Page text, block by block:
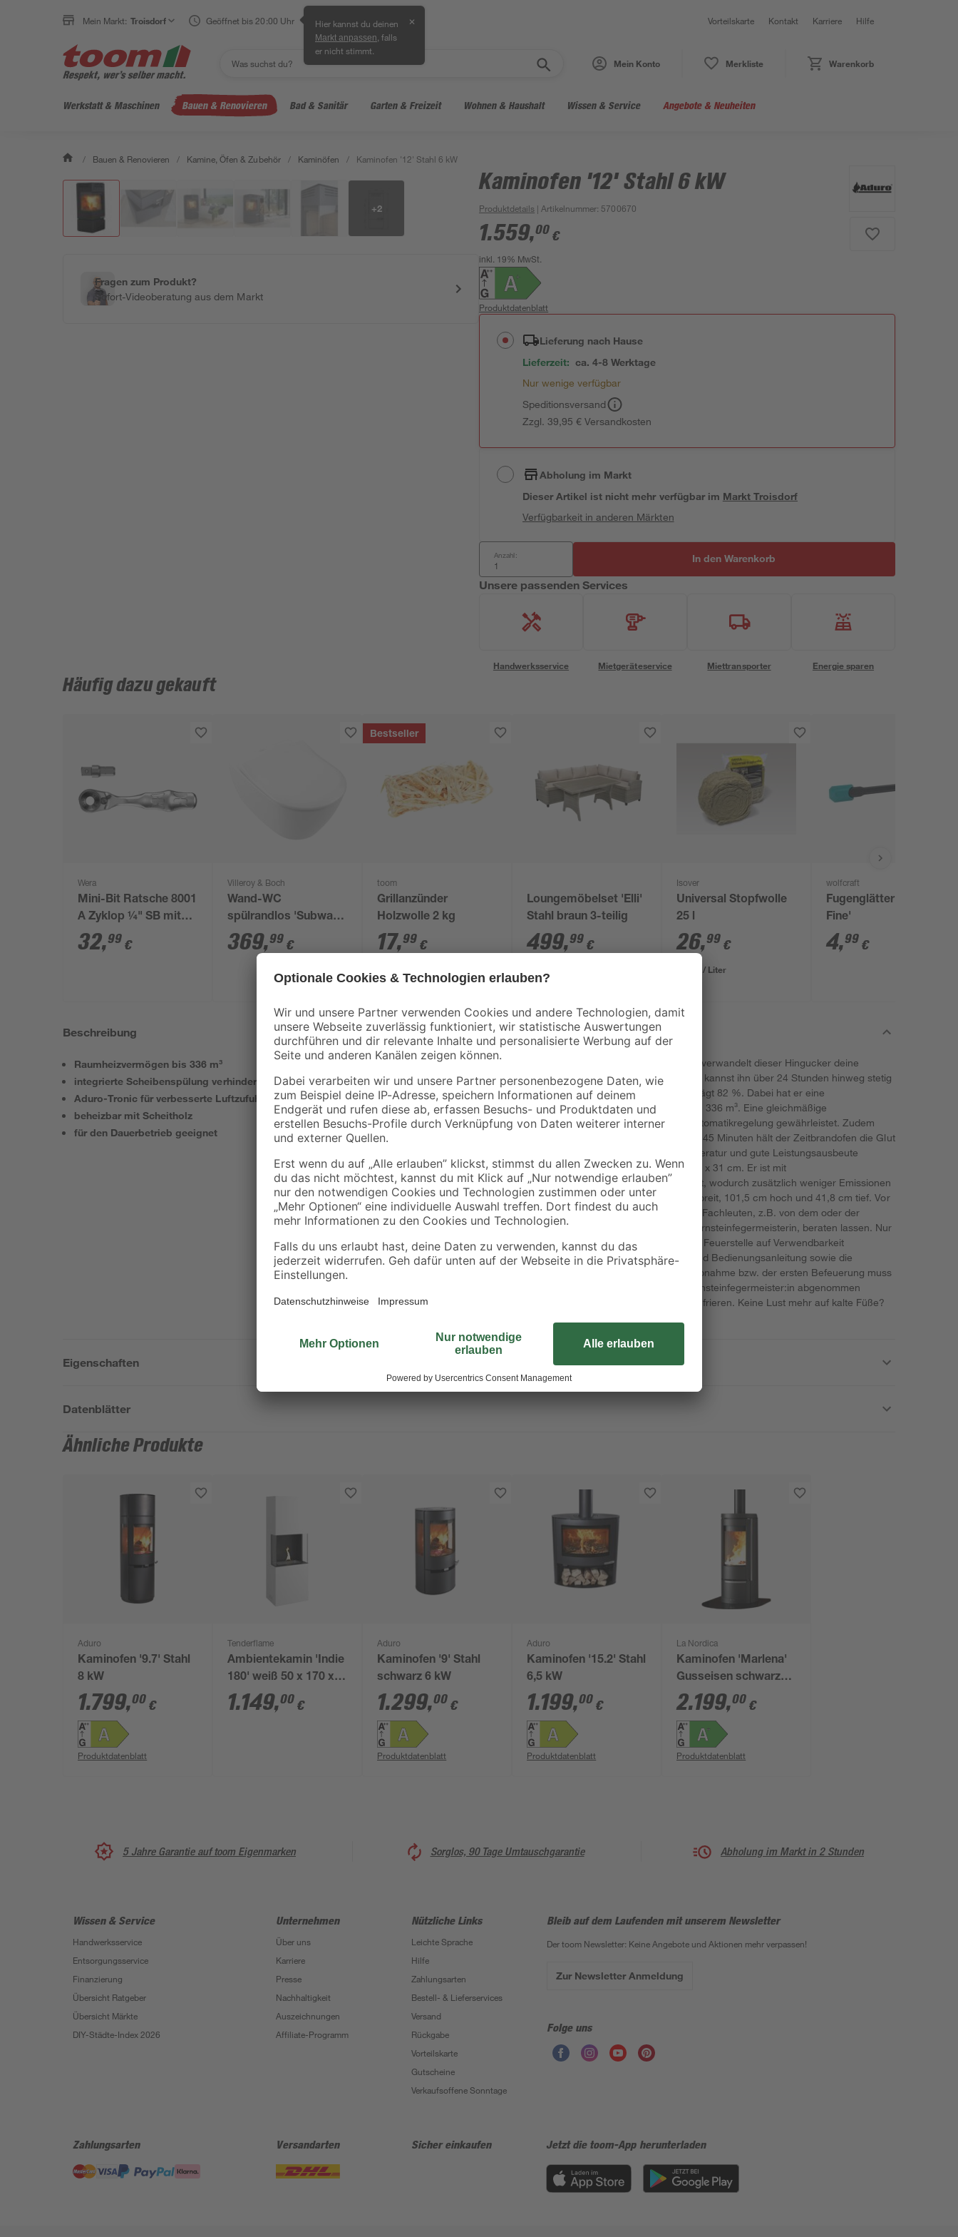
Mein Markt: Troisdorf Geöffnet bis 20:00 Uhr Hier kannst du deinen
Markt anpassen , falls
er nicht stimmt.
✕ Vorteilskarte Kontakt Karriere Hilfe
Mein Konto Merkliste Warenkorb
Werkstatt & Maschinen Bauen & Renovieren Bad & Sanitär Garten & Freizeit Wohnen & Haushalt Wissen & Service Angebote & Neuheiten
/ Bauen & Renovieren / Kamine, Öfen & Zubehör / Kaminöfen / Kaminofen '12' Stahl 6 kW
+2
Fragen zum Produkt?
Sofort-Videoberatung aus dem Markt
Kaminofen '12' Stahl 6 kW
Produktdetails | Artikelnummer: 5700670
1.559,00 €
inkl. 19% MwSt.
Produktdatenblatt
Lieferung nach Hause
Lieferzeit: ca. 4-8 Werktage
Nur wenige verfügbar
Speditionsversand
Zzgl. 39,95 € Versandkosten
Abholung im Markt
Dieser Artikel ist nicht mehr verfügbar im Markt Troisdorf
Verfügbarkeit in anderen Märkten
Anzahl: In den Warenkorb
Unsere passenden Services
Handwerksservice Mietgeräteservice Miettransporter Energie sparen
Häufig dazu gekauft
Wera
Mini-Bit Ratsche 8001
A Zyklop ¼" SB mit
¼"-Antrieb 2-teilig
32,99 €
Villeroy & Boch
Wand-WC
spülrandlos 'Subway
2.0' inklusive WC-Sitz
weiß
369,99 €
Bestseller
toom
Grillanzünder
Holzwolle 2 kg
17,99 €
Loungemöbelset 'Elli'
Stahl braun 3-teilig
499,99 €
Isover
Universal Stopfwolle
25 l
26,99 €
1,08 € / Liter
wolfcraft
Fugenglätter 'Pro
Fine'
4,99 €
Beschreibung
Raumheizvermögen bis 336 m³
integrierte Scheibenspülung verhindert Rußablagerungen
Aduro-Tronic für verbesserte Luftzufuhr und Verbrennung
beheizbar mit Scheitholz
für den Dauerbetrieb geeignet
Der Kaminofen '12' lässt niemanden kalt. Im Nu verwandelt dieser Hingucker deine
Räumlichkeiten in eine warme Wohlfühloase. Du kannst ihn über 24 Stunden hinweg stetig
mit Scheitholz betreiben. Der Wirkungsgrad beträgt 82 %. Dabei hat er eine
Nennwärmeleistung von 6 kW und beheizt bis zu 336 m³. Eine gleichmäßige
Wärmeentwicklung wird durch die integrierte Automatikregelung gewährleistet. Zudem
kannst du so Brennstoff sparen. Für mindestens 45 Minuten hält der Zeitbrandofen die Glut
mit dem passenden Brennstoff. Eine hohe Temperatur und gute Leistungsausbeute
gewährt sein Brennraum mit den Maßen 31 x 32 x 31 cm. Er ist mit
temperaturbeständigem Vermiculite ausgekleidet, wodurch zusätzlich weniger Emissionen
ausgestoßen werden. Der Heizprofi ist 41,8 cm breit, 101,5 cm hoch und 41,8 cm tief. Vor
dem Kauf eines Kaminofens solltest du dich von Fachleuten, z.B. von dem oder der
zuständigen Schornsteinfegermeister oder Schornsteinfegermeisterin, beraten lassen. Nur
sie können den Schornstein vor dem Einbau der Feuerstelle auf Verwendbarkeit
überprüfen. Beachte außerdem die Montage- und Bedienungsanleitung sowie die
geltenden Sicherheitsabstände. Vor der Inbetriebnahme bzw. der ersten Befeuerung muss
der Kaminofen durch den oder die Bezirksschornsteinfegermeister:in abgenommen
werden. Dieses Wärmewunder lässt niemanden frieren. Keine Lust mehr auf kalte Füße?
Eigenschaften
Datenblätter
Ähnliche Produkte
Aduro
Kaminofen '9.7' Stahl
8 kW
1.799,00 €
Produktdatenblatt
Tenderflame
Ambientekamin 'Indie
180' weiß 50 x 170 x
34 cm 1 l, 2 kW
1.149,00 €
Aduro
Kaminofen '9' Stahl
schwarz 6 kW
1.299,00 €
Produktdatenblatt
Aduro
Kaminofen '15.2' Stahl
6,5 kW
1.199,00 €
Produktdatenblatt
La Nordica
Kaminofen 'Marlena'
Gusseisen schwarz
7,5 kW
2.199,00 €
Produktdatenblatt
5 Jahre Garantie auf toom Eigenmarken Sorglos, 90 Tage Umtauschgarantie Abholung im Markt in 2 Stunden
Wissen & Service
Handwerksservice
Entsorgungsservice
Finanzierung
Übersicht Ratgeber
Übersicht Märkte
DIY-Städte-Index 2026
Unternehmen
Über uns
Karriere
Presse
Nachhaltigkeit
Auszeichnungen
Affiliate-Programm
Nützliche Links
Leichte Sprache
Hilfe
Zahlungsarten
Bestell- & Lieferservices
Versand
Rückgabe
Vorteilskarte
Gutscheine
Verkaufsoffene Sonntage
Bleib auf dem Laufenden mit unserem Newsletter
Der toom Newsletter: Keine Angebote und Aktionen mehr verpassen!
Zur Newsletter Anmeldung
Folge uns
Zahlungsarten Versandarten Sicher einkaufen Jetzt die toom-App herunterladen